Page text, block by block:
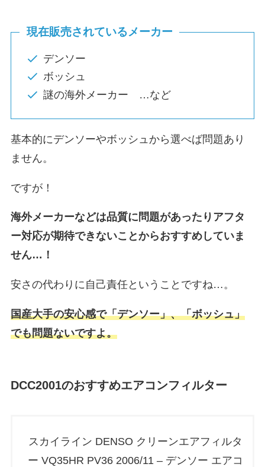
現在販売されているメーカー
デンソー
ボッシュ
謎の海外メーカー …など
基本的にデンソーやボッシュから選べば問題あり
ません。
ですが！
海外メーカーなどは品質に問題があったりアフタ
ー対応が期待できないことからおすすめしていま
せん…！
安さの代わりに自己責任ということですね…。
国産大手の安心感で「デンソー」、「ボッシュ」
でも問題ないですよ。
DCC2001のおすすめエアコンフィルター
スカイライン DENSO クリーンエアフィルタ
ー VQ35HR PV36 2006/11 – デンソー エアコ